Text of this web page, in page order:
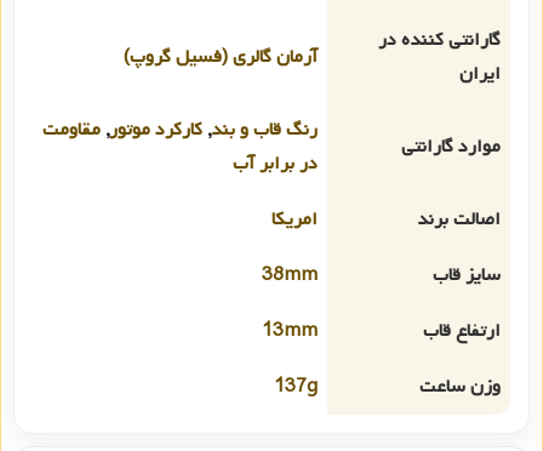
گارانتی کننده در
ایران
آرمان گالری (فسیل گروپ)
موارد گارانتی
رنگ قاب و بند, کارکرد موتور, مقاومت
در برابر آب
اصالت برند
امریکا
سایز قاب
38mm
ارتفاع قاب
13mm
وزن ساعت
137g